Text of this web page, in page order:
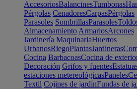
AccesoriosBalancinesTumbonas
Pérgolas CenadoresCarpasPérgolas
Parasoles SombrillasParasoles
Almacenamiento ArmariosArcones
Jardinería MaquinariaHuertos
UrbanosRiegoPlantasJardineras
Cocina BarbacoasCocina de
Decoración Grifos y fuentes
estaciones metereológicasPaneles
Textil Cojines de jardínFundas de